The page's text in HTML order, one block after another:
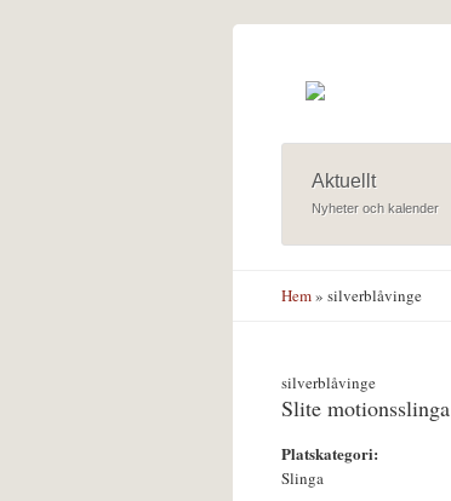
Aktuellt
Nyheter och kalender
Hem» silverblåvinge
silverblåvinge
Slite motionsslinga
Platskategori:
Slinga